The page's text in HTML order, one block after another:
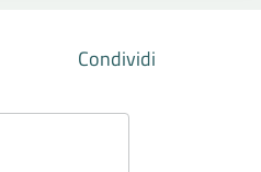
Condividi